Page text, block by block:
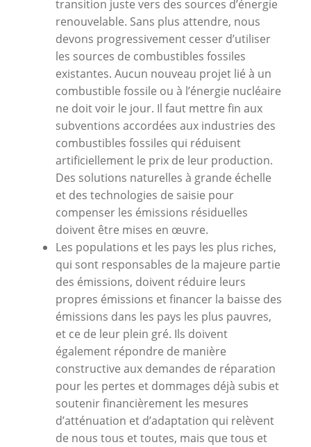
transition juste vers des sources d’énergie
renouvelable. Sans plus attendre, nous
devons progressivement cesser d’utiliser
les sources de combustibles fossiles
existantes. Aucun nouveau projet lié à un
combustible fossile ou à l’énergie nucléaire
ne doit voir le jour. Il faut mettre fin aux
subventions accordées aux industries des
combustibles fossiles qui réduisent
artificiellement le prix de leur production.
Des solutions naturelles à grande échelle
et des technologies de saisie pour
compenser les émissions résiduelles
doivent être mises en œuvre.
Les populations et les pays les plus riches,
qui sont responsables de la majeure partie
des émissions, doivent réduire leurs
propres émissions et financer la baisse des
émissions dans les pays les plus pauvres,
et ce de leur plein gré. Ils doivent
également répondre de manière
constructive aux demandes de réparation
pour les pertes et dommages déjà subis et
soutenir financièrement les mesures
d’atténuation et d’adaptation qui relèvent
de nous tous et toutes, mais que tous et